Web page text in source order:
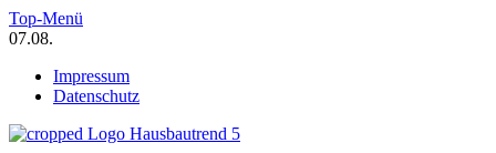
Zum
Inhalt
Top-Menü
07.08.
Impressum
Datenschutz